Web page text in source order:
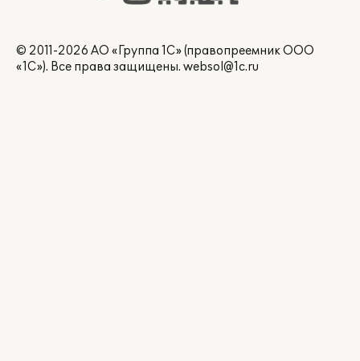
© 2011-2026 АО «Группа 1С» (правопреемник ООО
«1С»). Все права защищены. websol@1c.ru